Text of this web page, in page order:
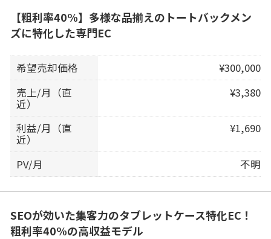
【粗利率40%】多様な品揃えのトートバックメン
ズに特化した専門EC
希望売却価格
¥300,000
売上/月（直
近）
¥3,380
利益/月（直
近）
¥1,690
PV/月 不明
SEOが効いた集客力のタブレットケース特化EC！
粗利率40%の高収益モデル